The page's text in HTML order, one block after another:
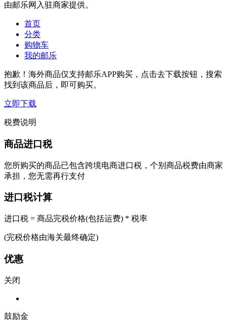
由邮乐网入驻商家提供。
首页
分类
购物车
我的邮乐
抱歉！海外商品仅支持邮乐APP购买，点击去下载按钮，搜索
找到该商品后，即可购买。
立即下载
税费说明
商品进口税
您所购买的商品已包含跨境电商进口税，个别商品税费由商家
承担，您无需再行支付
进口税计算
进口税 = 商品完税价格(包括运费) * 税率
(完税价格由海关最终确定)
优惠
关闭
鼓励金